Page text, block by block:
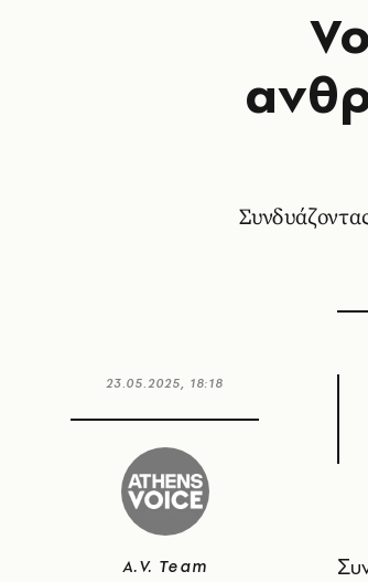
23.05.2025, 18:18
A.V. Team